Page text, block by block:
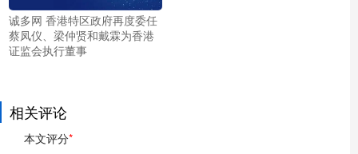
诚多网 香港特区政府再度委任
蔡凤仪、梁仲贤和戴霖为香港
证监会执行董事
相关评论
本文评分*